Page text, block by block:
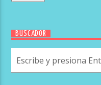
BUSCADOR